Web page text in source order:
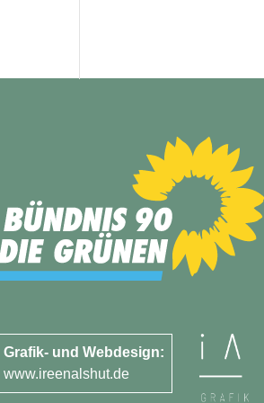
Grafik- und Webdesign:
www.ireenalshut.de